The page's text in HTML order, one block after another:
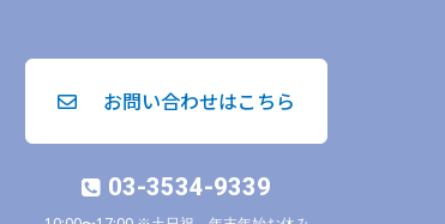
お問い合わせはこちら
03-3534-9339